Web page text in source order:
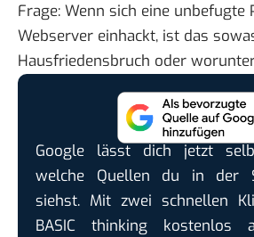
Frage: Wenn sich eine unbefugte
Webserver einhackt, ist das
Hausfriedensbruch oder
Google lässt dich jetzt
welche Quellen du in der
siehst. Mit zwei schnellen
BASIC thinking kostenlos